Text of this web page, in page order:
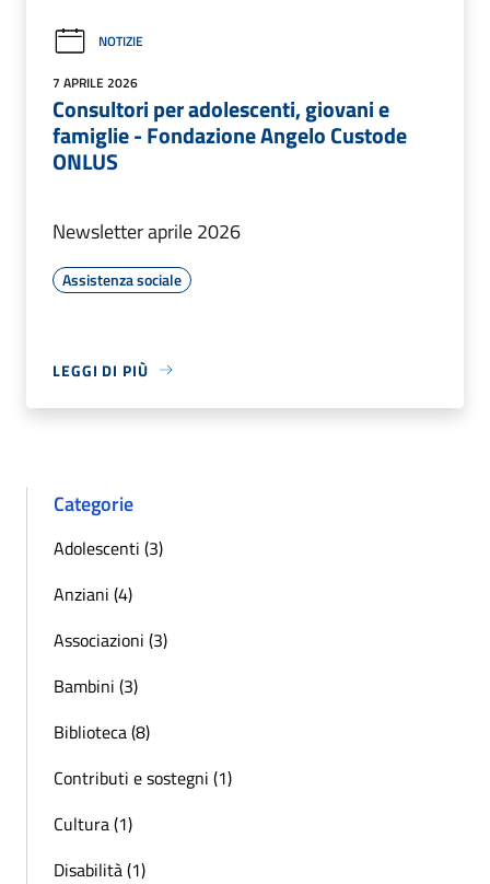
NOTIZIE
7 APRILE 2026
Consultori per adolescenti, giovani e
famiglie - Fondazione Angelo Custode
ONLUS
Newsletter aprile 2026
Assistenza sociale
LEGGI DI PIÙ
Categorie
Adolescenti (3)
Anziani (4)
Associazioni (3)
Bambini (3)
Biblioteca (8)
Contributi e sostegni (1)
Cultura (1)
Disabilità (1)